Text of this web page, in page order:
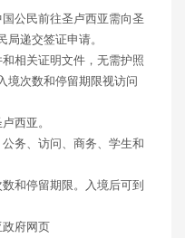
公民前往圣卢西亚需向圣
递交签证申请。
相关证明文件，无需护照
境次数和停留期限视访问
西亚。
务、访问、商务、学生和
和停留期限。入境后可到
府网页